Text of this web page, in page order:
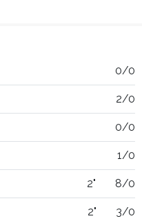
0/0
2/0
0/0
1/0
2" 8/0
2" 3/0